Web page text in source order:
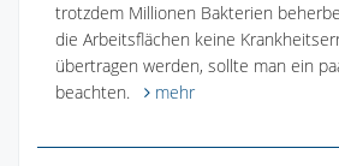
trotzdem Millionen Bakterien
die Arbeitsflächen keine
übertragen werden, sollte man ein
beachten.
mehr